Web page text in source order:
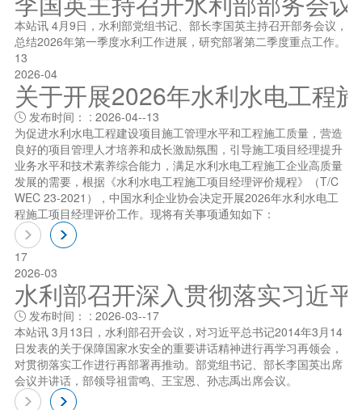
本站讯 4月9日，水利部党组书记、部长李国英主持召开部务会议，
总结2026年第一季度水利工作进展，研究部署第二季度重点工作。
13
2026-04
关于开展2026年水利水电工程
发布时间： : 2026-04--13
为促进水利水电工程建设项目施工管理水平和工程施工质量，营造
良好的项目管理人才培养和成长激励氛围，引导施工项目经理提升
业务水平和技术素养综合能力，满足水利水电工程施工企业高质量
发展的需要，根据《水利水电工程施工项目经理评价规程》（T/C
WEC 23-2021），中国水利企业协会决定开展2026年水利水电工
程施工项目经理评价工作。现将有关事项通知如下：
17
2026-03
水利部召开深入贯彻落实习近
发布时间： : 2026-03--17
本站讯 3月13日，水利部召开会议，对习近平总书记2014年3月14
日发表的关于保障国家水安全的重要讲话精神进行再学习再领会，
对贯彻落实工作进行再部署再推动。部党组书记、部长李国英出席
会议并讲话，部领导祖雷鸣、王宝恩、孙志禹出席会议。